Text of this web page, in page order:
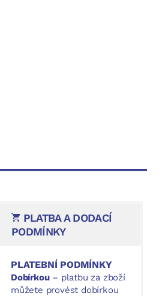
PLATBA A DODACÍ
PODMÍNKY
PLATEBNÍ PODMÍNKY
Dobírkou– platbu za zboží
můžete provést dobírkou